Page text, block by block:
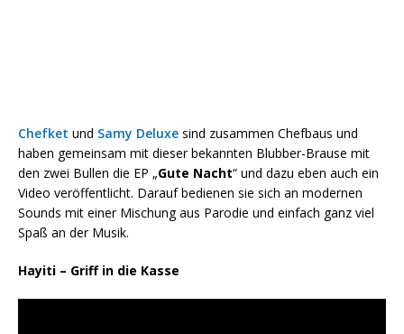
Chefket und Samy Deluxe sind zusammen Chefbaus und
haben gemeinsam mit dieser bekannten Blubber-Brause mit
den zwei Bullen die EP „Gute Nacht“ und dazu eben auch ein
Video veröffentlicht. Darauf bedienen sie sich an modernen
Sounds mit einer Mischung aus Parodie und einfach ganz viel
Spaß an der Musik.
Hayiti – Griff in die Kasse